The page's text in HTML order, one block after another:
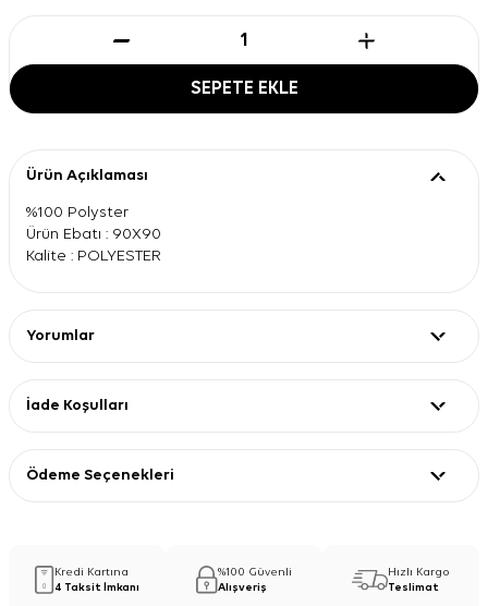
SEPETE EKLE
Ürün Açıklaması
%100 Polyster
Ürün Ebatı : 90X90
Kalite : POLYESTER
Yorumlar
İade Koşulları
Ödeme Seçenekleri
Kredi Kartına
4 Taksit İmkanı
%100 Güvenli
Alışveriş
Hızlı Kargo
Teslimat